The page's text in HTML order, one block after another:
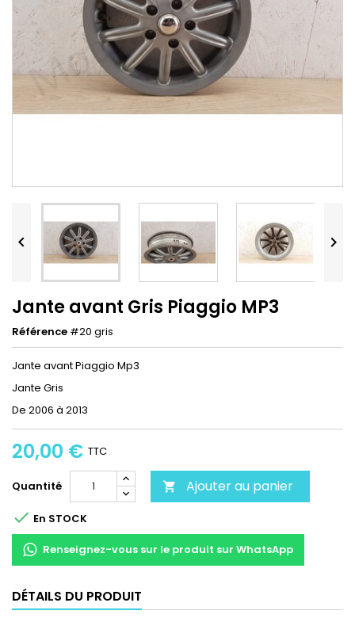
 
Jante avant Gris Piaggio MP3
Référence #20 gris
Jante avant Piaggio Mp3
Jante Gris
De 2006 à 2013
20,00 € TTC
Quantité  Ajouter au panier
 En STOCK
Renseignez-vous sur le produit sur WhatsApp
DÉTAILS DU PRODUIT